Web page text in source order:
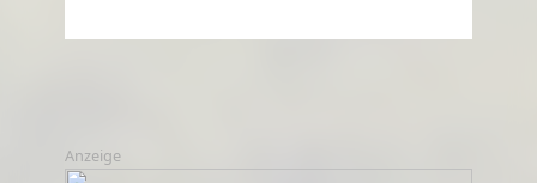
Anzeige